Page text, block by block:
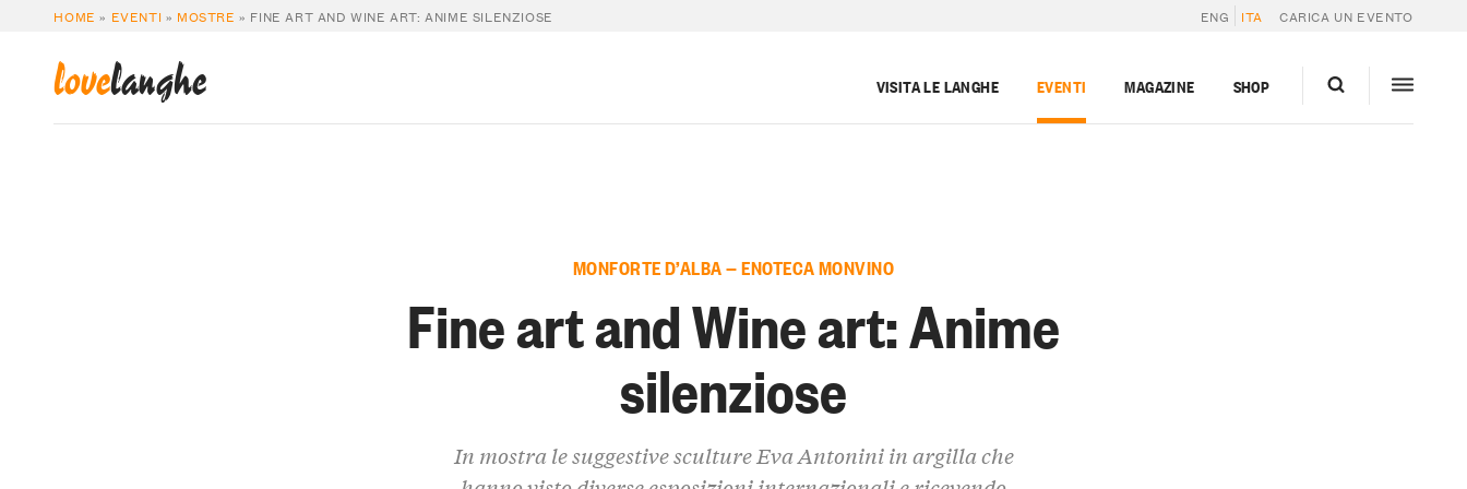
HOME » EVENTI » MOSTRE » FINE ART AND WINE ART: ANIME SILENZIOSE ENG ITA CARICA UN EVENTO
lovelanghe VISITA LE LANGHE EVENTI MAGAZINE SHOP
MONFORTE D’ALBA — ENOTECA MONVINO
Fine art and Wine art: Anime
silenziose
In mostra le suggestive sculture Eva Antonini in argilla che